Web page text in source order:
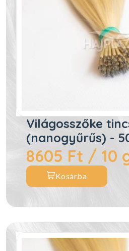
Világosszőke
(nanogyűrűs) -
8605 Ft / 10
Kosárba